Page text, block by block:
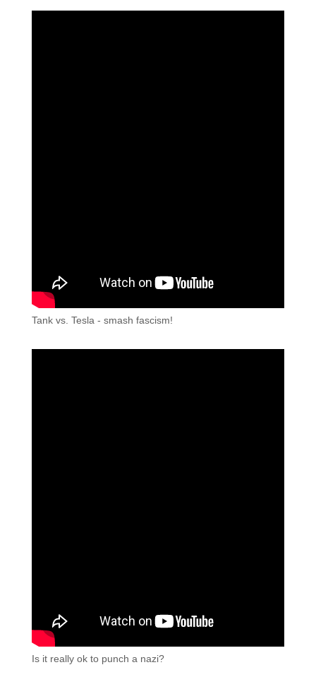
Tank vs. Tesla - smash fascism!
Is it really ok to punch a nazi?